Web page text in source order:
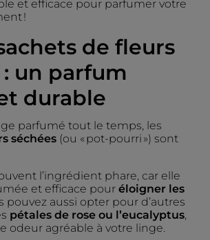
et efficace pour parfumer votre
!
de fleurs
: un parfum
durable
parfumé tout le temps, les
séchées (ou « pot-pourri ») sont
l’ingrédient phare, car elle
et efficace pour éloigner les
pouvez aussi opter pour d’autres
pétales de rose ou l’eucalyptus
odeur agréable à votre linge.